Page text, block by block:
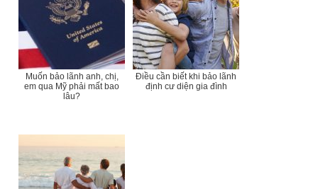
Muốn bảo lãnh anh, chị,
em qua Mỹ phải mất bao
lâu?
Điều cần biết khi bảo lãnh
định cư diện gia đình